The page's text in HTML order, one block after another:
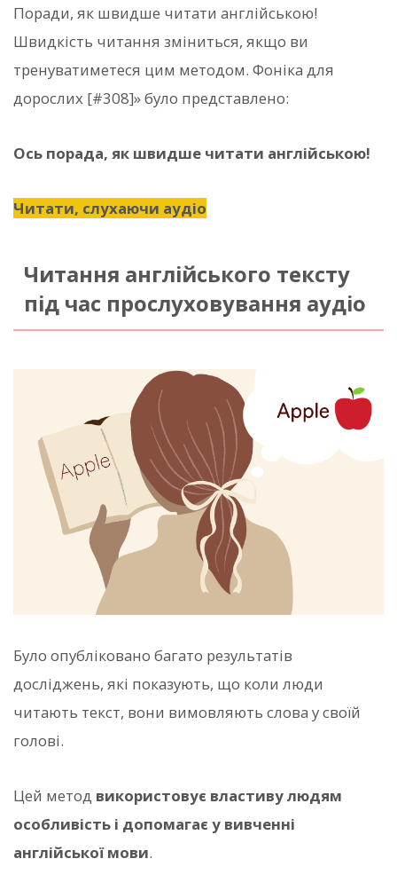
Поради, як швидше читати англійською!
Швидкість читання зміниться, якщо ви
тренуватиметеся цим методом. Фоніка для
дорослих [#308]» було представлено:
Ось порада, як швидше читати англійською!
Читати, слухаючи аудіо
Читання англійського тексту
під час прослуховування аудіо
Було опубліковано багато результатів
досліджень, які показують, що коли люди
читають текст, вони вимовляють слова у своїй
голові.
Цей метод використовує властиву людям
особливість і допомагає у вивченні
англійської мови.